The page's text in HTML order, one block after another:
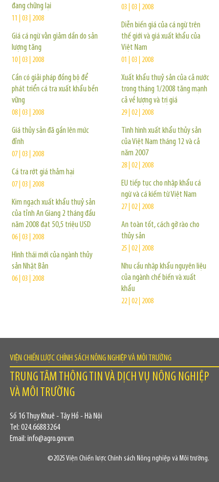
đang chững lại
11 | 03 | 2008
Giá cá ngừ vằn giảm dần do sản
lượng tăng
10 | 03 | 2008
Cần có giải pháp đồng bộ để
phát triển cá tra xuất khẩu bền
vững
08 | 03 | 2008
Giá thủy sản đã gần lên mức
đỉnh
07 | 03 | 2008
Cá tra rớt giá thảm hại
07 | 03 | 2008
Kim ngạch xuất khẩu thuỷ sản
của tỉnh An Giang 2 tháng đầu
năm 2008 đạt 50,5 triệu USD
06 | 03 | 2008
Hình thái mới của ngành thủy
sản Nhật Bản
06 | 03 | 2008
03 | 03 | 2008
Diễn biến giá của cá ngừ trên
thế giới và giá xuất khẩu của
Việt Nam
01 | 03 | 2008
Xuất khẩu thuỷ sản của cả nước
trong tháng 1/2008 tăng mạnh
cả về lượng và trị giá
29 | 02 | 2008
Tình hình xuất khẩu thủy sản
của Việt Nam tháng 12 và cả
năm 2007
28 | 02 | 2008
EU tiếp tục cho nhập khẩu cá
ngừ và cá kiếm từ Việt Nam
27 | 02 | 2008
An toàn tốt, cách gỡ rào cho
thủy sản
25 | 02 | 2008
Nhu cầu nhập khẩu nguyên liệu
của ngành chế biến và xuất
khẩu
22 | 02 | 2008
VIỆN CHIẾN LƯỢC CHÍNH SÁCH NÔNG NGHIỆP VÀ MÔI TRƯỜNG
TRUNG TÂM THÔNG TIN VÀ DỊCH VỤ NÔNG NGHIỆP
VÀ MÔI TRƯỜNG
Số 16 Thụy Khuê - Tây Hồ - Hà Nội
Tel: 024.66883264
Email: info@agro.gov.vn
©2025 Viện Chiến lược Chính sách Nông nghiệp và Môi trường.